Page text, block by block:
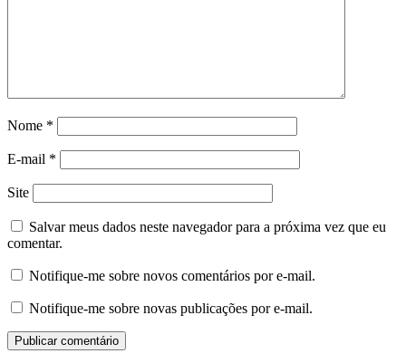
Nome *
E-mail *
Site
Salvar meus dados neste navegador para a próxima vez que eu
comentar.
Notifique-me sobre novos comentários por e-mail.
Notifique-me sobre novas publicações por e-mail.